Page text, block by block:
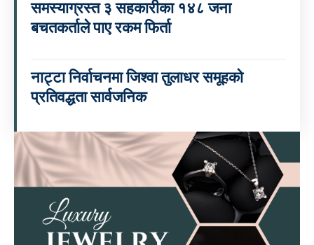
समस्याग्रस्त ३ सहकारीका १४८ जना
बचतकर्ताले पाए रकम फिर्ता
नाट्टा निर्वाचनमा जिश्वा तुलाधर समूहको
प्रतिवद्धता सार्वजनिक